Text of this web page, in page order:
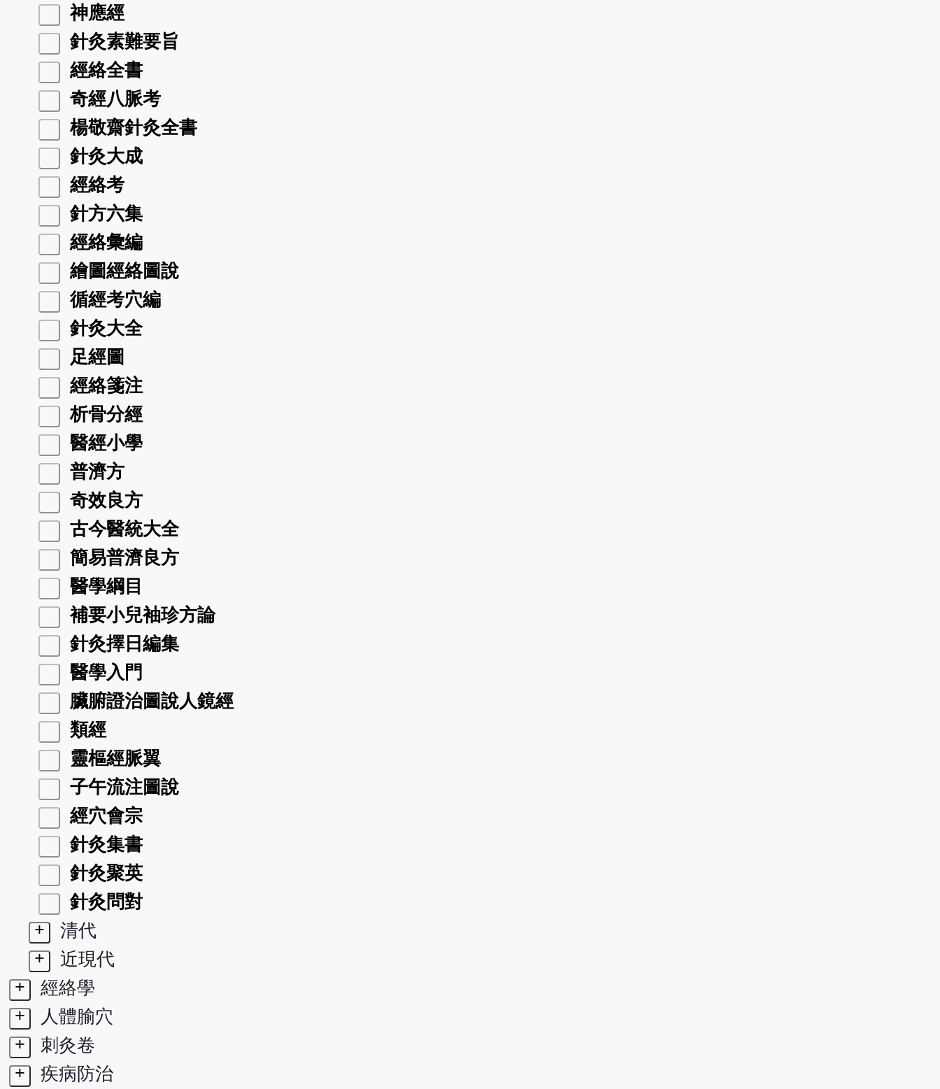
神應經
針灸素難要旨
經絡全書
奇經八脈考
楊敬齋針灸全書
針灸大成
經絡考
針方六集
經絡彙編
繪圖經絡圖說
循經考穴編
針灸大全
足經圖
經絡箋注
析骨分經
醫經小學
普濟方
奇效良方
古今醫統大全
簡易普濟良方
醫學綱目
補要小兒袖珍方論
針灸擇日編集
醫學入門
臟腑證治圖說人鏡經
類經
靈樞經脈翼
子午流注圖說
經穴會宗
針灸集書
針灸聚英
針灸問對
+
清代
+
近現代
+
經絡學
+
人體腧穴
+
刺灸卷
+
疾病防治